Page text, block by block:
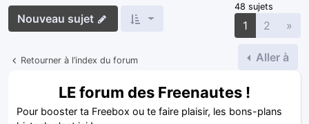
Nouveau sujet
48 sujets
1 2 »
Retourner à l’index du forum Aller à
LE forum des Freenautes !
Pour booster ta Freebox ou te faire plaisir, les bons-plans